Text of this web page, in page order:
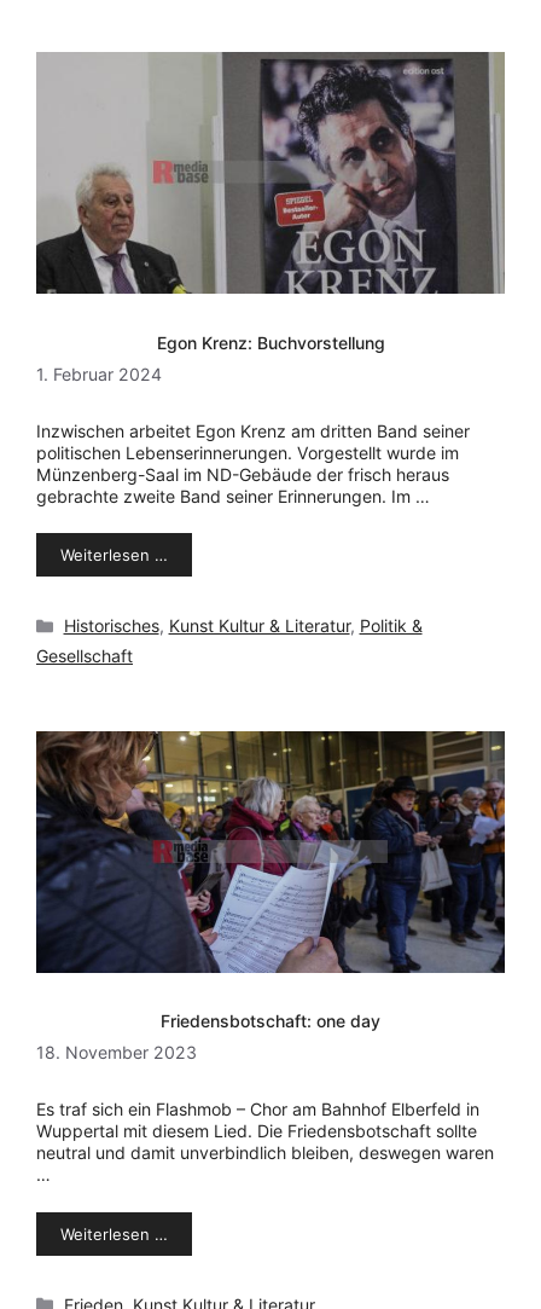
Egon Krenz: Buchvorstellung
1. Februar 2024
Inzwischen arbeitet Egon Krenz am dritten Band seiner
politischen Lebenserinnerungen. Vorgestellt wurde im
Münzenberg-Saal im ND-Gebäude der frisch heraus
gebrachte zweite Band seiner Erinnerungen. Im …
Weiterlesen …
Kategorien
Historisches, Kunst Kultur & Literatur, Politik &
Gesellschaft
Friedensbotschaft: one day
18. November 2023
Es traf sich ein Flashmob – Chor am Bahnhof Elberfeld in
Wuppertal mit diesem Lied. Die Friedensbotschaft sollte
neutral und damit unverbindlich bleiben, deswegen waren
…
Weiterlesen …
Kategorien
Frieden, Kunst Kultur & Literatur